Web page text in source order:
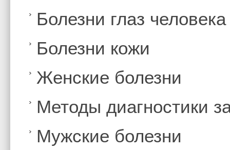
Болезни глаз человека
Болезни кожи
Женские болезни
Методы диагностики
Мужские болезни